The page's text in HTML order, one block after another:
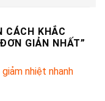
CÁCH KHẮC
GIẢN NHẤT”
nhiệt nhanh